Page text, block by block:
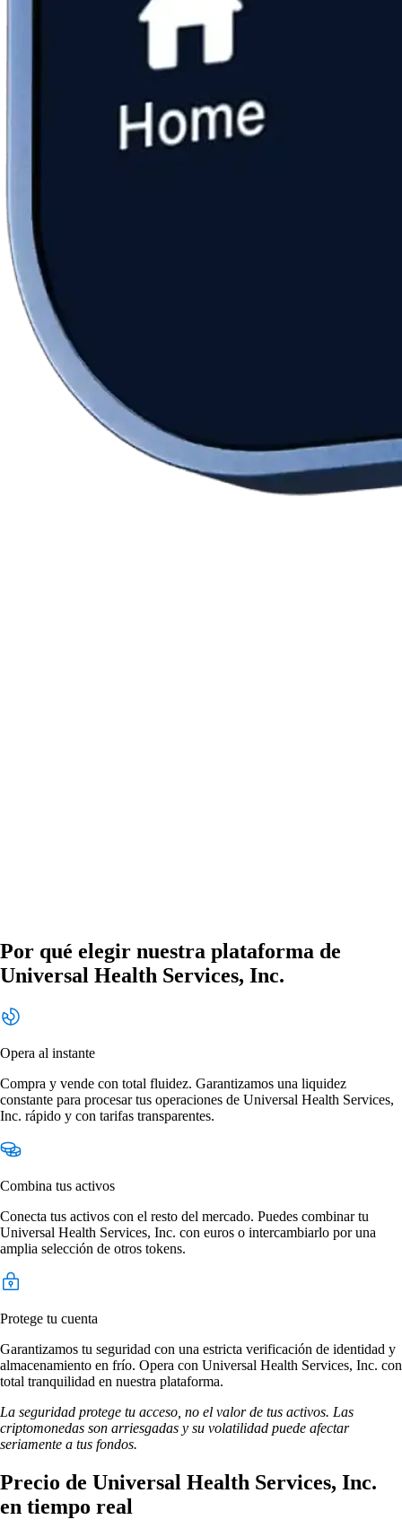
Por qué elegir nuestra plataforma de
Universal Health Services, Inc.
Opera al instante
Compra y vende con total fluidez. Garantizamos una liquidez
constante para procesar tus operaciones de Universal Health Services,
Inc. rápido y con tarifas transparentes.
Combina tus activos
Conecta tus activos con el resto del mercado. Puedes combinar tu
Universal Health Services, Inc. con euros o intercambiarlo por una
amplia selección de otros tokens.
Protege tu cuenta
Garantizamos tu seguridad con una estricta verificación de identidad y
almacenamiento en frío. Opera con Universal Health Services, Inc. con
total tranquilidad en nuestra plataforma.
La seguridad protege tu acceso, no el valor de tus activos. Las
criptomonedas son arriesgadas y su volatilidad puede afectar
seriamente a tus fondos.
Precio de Universal Health Services, Inc.
en tiempo real